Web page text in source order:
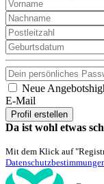
Neue
E-Mail
Profil erstellen
Da ist wohl etwas
Mit dem Klick auf